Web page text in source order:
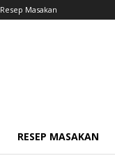
Resep Masakan
RESEP MASAKAN